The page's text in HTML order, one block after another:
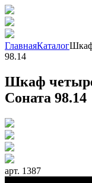
ГлавнаяКаталогШкаф
98.14
Шкаф
Соната 98.14
арт. 1387